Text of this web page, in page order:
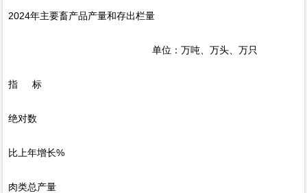
2024年主要畜产品产量和存出栏量
单位：万吨、万头、万只
指 标
绝对数
比上年增长%
肉类总产量